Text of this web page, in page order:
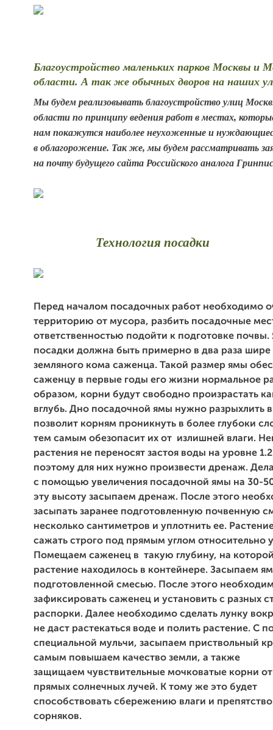
Благоустройство маленьких парков Москвы и
области. А так же обычных дворов на наших
Мы будем реализовывать благоустройство улиц
области по принципу ведения работ в местах,
нам покажутся наиболее неухоженные и
в облагорожение. Так же, мы будем рассматривать
на почту будущего сайта Российского аналога
Технология посадки
Перед началом посадочных работ необходимо
территорию от мусора, разбить посадочные
ответственностью подойти к подготовке почвы.
посадки должна быть примерно в два раза шире
земляного кома саженца. Такой размер ямы
саженцу в первые годы его жизни нормальное
образом, корни будут свободно произрастать
вглубь. Дно посадочной ямы нужно разрыхлить
позволит корням проникнуть в более глубоки
тем самым обезопасит их от излишней влаги.
растения не переносят застоя воды на уровне
поэтому для них нужно произвести дренаж.
с помощью увеличения посадочной ямы на 30-
эту высоту засыпаем дренаж. После этого
засыпать заранее подготовленную почвенную
несколько сантиметров и уплотнить ее.
сажать строго под прямым углом относительно
Помещаем саженец в такую глубину, на
растение находилось в контейнере. Засыпаем
подготовленной смесью. После этого
зафиксировать саженец и установить с разных
распорки. Далее необходимо сделать лунку
не даст растекаться воде и полить растение. С
специальной мульчи, засыпаем приствольный
самым повышаем качество земли, а также
защищаем чувствительные мочковатые корни от
прямых солнечных лучей. К тому же это будет
способствовать сбережению влаги и
сорняков.